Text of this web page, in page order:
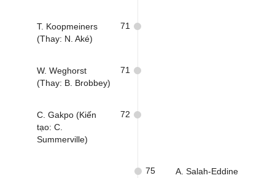
T. Koopmeiners
(Thay: N. Aké)
71
W. Weghorst
(Thay: B. Brobbey)
71
C. Gakpo (Kiến
tạo: C.
Summerville)
72
A. Salah-Eddine
75